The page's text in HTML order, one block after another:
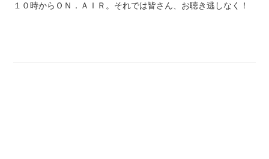
１０時からＯＮ．ＡＩＲ。それでは皆さん、お聴き逃しなく！